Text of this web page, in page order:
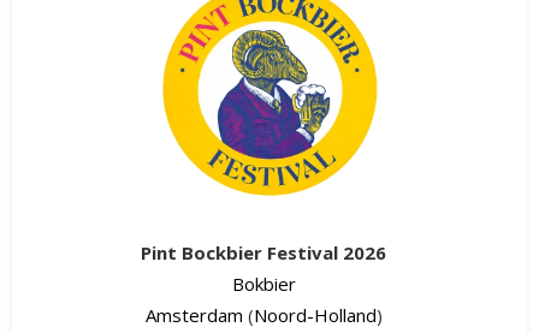
Pint Bockbier Festival 2026
Bokbier
Amsterdam (Noord-Holland)